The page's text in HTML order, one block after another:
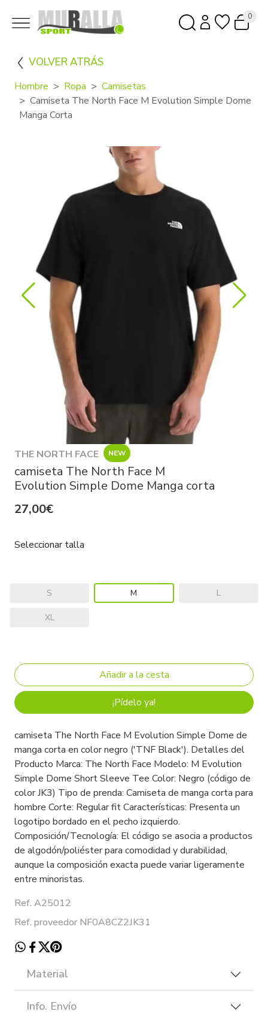
0
VOLVER ATRÁS
Hombre Ropa
Camisetas
Camiseta The North Face M Evolution Simple Dome
Manga Corta
THE NORTH FACE NEW
camiseta The North Face M
Evolution Simple Dome Manga corta
27,00€
Seleccionar talla
S M L
XL
¡Pídelo ya!
camiseta The North Face M Evolution Simple Dome de
manga corta en color negro ('TNF Black'). Detalles del
Producto Marca: The North Face Modelo: M Evolution
Simple Dome Short Sleeve Tee Color: Negro (código de
color JK3) Tipo de prenda: Camiseta de manga corta para
hombre Corte: Regular fit Características: Presenta un
logotipo bordado en el pecho izquierdo.
Composición/Tecnología: El código se asocia a productos
de algodón/poliéster para comodidad y durabilidad,
aunque la composición exacta puede variar ligeramente
entre minoristas.
Ref. A25012
Ref. proveedor NF0A8CZ2JK31
Material
Info. Envío